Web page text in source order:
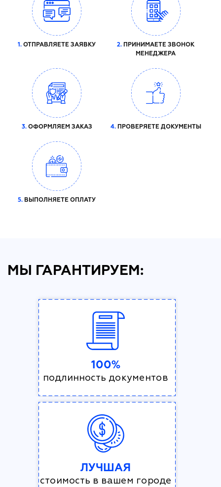
1. ОТПРАВЛЯЕТЕ ЗАЯВКУ 2. ПРИНИМАЕТЕ ЗВОНОК
МЕНЕДЖЕРА
3.ОФОРМЛЯЕМ ЗАКАЗ 4.ПРОВЕРЯЕТЕ ДОКУМЕНТЫ
5. ВЫПОЛНЯЕТЕ ОПЛАТУ
МЫ ГАРАНТИРУЕМ:
100%
подлинность документов
ЛУЧШАЯ
стоимость в вашем городе